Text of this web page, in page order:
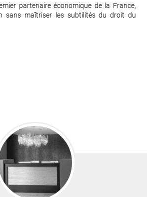
partenaire économique de la France,
sans maîtriser les subtilités du droit du